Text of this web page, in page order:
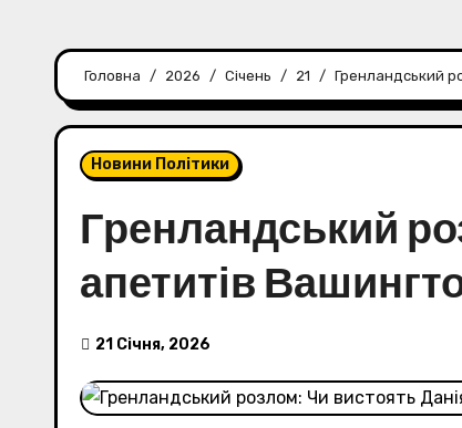
Головна 2026 Січень 21 Гренландський
Новини Політики
Гренландський
апетитів
21 Січня, 2026